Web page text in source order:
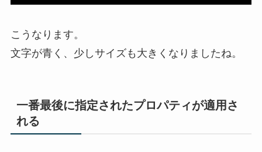
こうなります。
文字が青く、少しサイズも大きくなりましたね。
一番最後に指定されたプロパティが適用さ
れる